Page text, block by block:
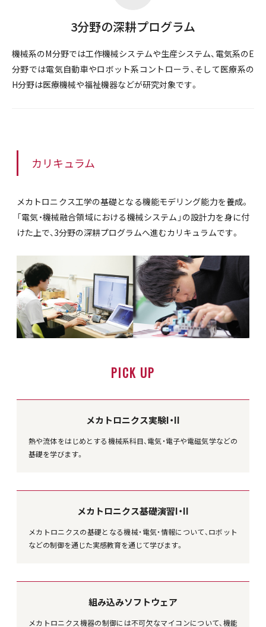
3分野の深耕プログラム
機械系のM分野では工作機械システムや生産システム、電気系のE
分野では電気自動車やロボット系コントローラ、そして医療系の
H分野は医療機械や福祉機器などが研究対象です。
カリキュラム
メカトロニクス工学の基礎となる機能モデリング能力を養成。
「電気・機械融合領域における機械システム」の設計力を身に付
けた上で、3分野の深耕プログラムへ進むカリキュラムです。
PICK UP
メカトロニクス実験I・II
熱や流体をはじめとする機械系科目、電気・電子や電磁気学などの
基礎を学びます。
メカトロニクス基礎演習I・II
メカトロニクスの基礎となる機械・電気・情報について、ロボット
などの制御を通じた実感教育を通じて学びます。
組み込みソフトウェア
メカトロニクス機器の制御には不可欠なマイコンについて、機能